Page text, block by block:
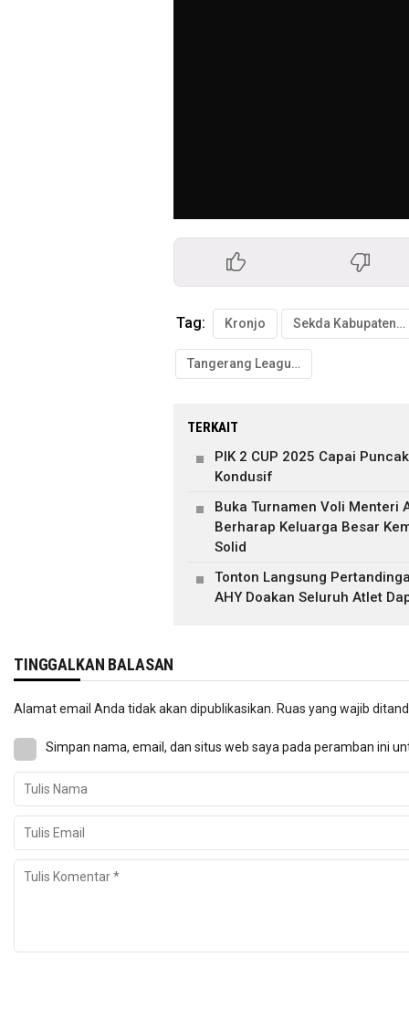
Tag: Kronjo Sekda Kabupaten Tangerang
Tangerang League U-19
TERKAIT
PIK 2 CUP 2025 Capai
Kondusif
Buka Turnamen Voli Menteri
Berharap Keluarga Besar
Solid
Tonton Langsung
AHY Doakan Seluruh Atlet
TINGGALKAN BALASAN
Alamat email Anda tidak akan dipublikasikan. Ruas yang wajib
Simpan nama, email, dan situs web saya pada peramban ini